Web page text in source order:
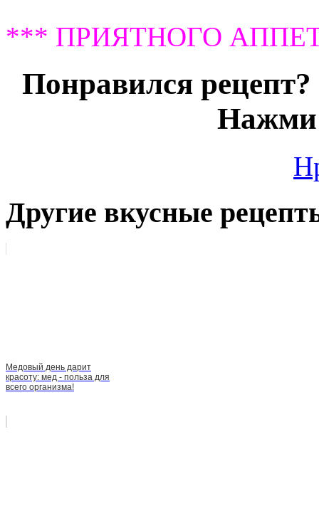
*** ПРИЯТНОГО
Понравился
Нажми
Другие вкусные
Медовый день дарит
красоту: мед - польза для
всего организма!